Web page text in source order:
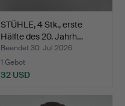
STÜHLE, 4 Stk., erste
Hälfte des 20. Jahrh…
Beendet 30. Jul 2026
1 Gebot
32 USD